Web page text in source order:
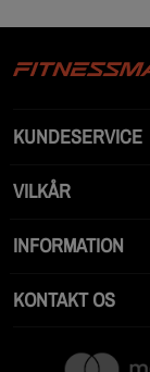
KUNDESERVICE
VILKÅR
INFORMATION
KONTAKT OS